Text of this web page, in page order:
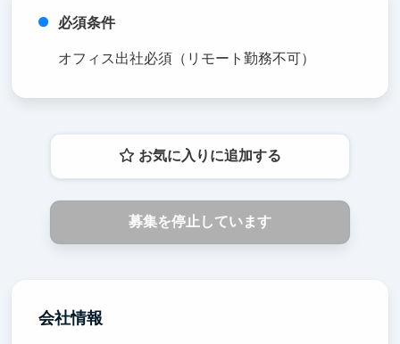
必須条件
オフィス出社必須（リモート勤務不可）
お気に入りに追加する
募集を停止しています
会社情報